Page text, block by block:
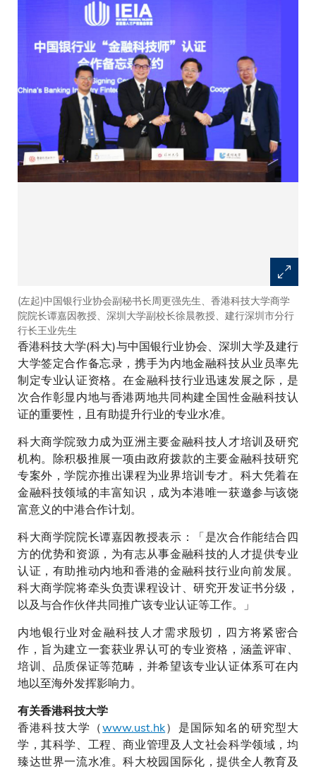
(左起)中国银行业协会副秘书长周更强先生、香港科技大学商学
院院长谭嘉因教授、深圳大学副校长徐晨教授、建行深圳市分行
行长王业先生
香港科技大学(科大)与中国银行业协会、深圳大学及建行
大学签定合作备忘录，携手为内地金融科技从业员率先
制定专业认证资格。在金融科技行业迅速发展之际，是
次合作彰显内地与香港两地共同构建全国性金融科技认
证的重要性，且有助提升行业的专业水准。
科大商学院致力成为亚洲主要金融科技人才培训及研究
机构。除积极推展一项由政府拨款的主要金融科技研究
专案外，学院亦推出课程为业界培训专才。科大凭着在
金融科技领域的丰富知识，成为本港唯一获邀参与该饶
富意义的中港合作计划。
科大商学院院长谭嘉因教授表示：「是次合作能结合四
方的优势和资源，为有志从事金融科技的人才提供专业
认证，有助推动内地和香港的金融科技行业向前发展。
科大商学院将牵头负责课程设计、研究开发证书分级，
以及与合作伙伴共同推广该专业认证等工作。」
内地银行业对金融科技人才需求殷切，四方将紧密合
作，旨为建立一套获业界认可的专业资格，涵盖评审、
培训、品质保证等范畴，并希望该专业认证体系可在内
地以至海外发挥影响力。
有关香港科技大学
香港科技大学（www.ust.hk）是国际知名的研究型大
学，其科学、工程、商业管理及人文社会科学领域，均
臻达世界一流水准。科大校园国际化，提供全人教育及